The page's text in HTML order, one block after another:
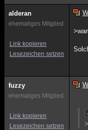
alderan
ehemaliges Mitglied
Link kopieren
Lesezeichen setzen
fuzzy
ehemaliges Mitglied
Link kopieren
Lesezeichen setzen